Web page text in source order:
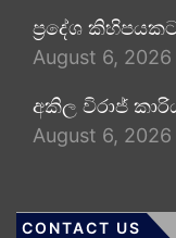
ප්‍රදේශ
August 6, 2026
අකිල විරාජ්
August 6, 2026
CONTACT US